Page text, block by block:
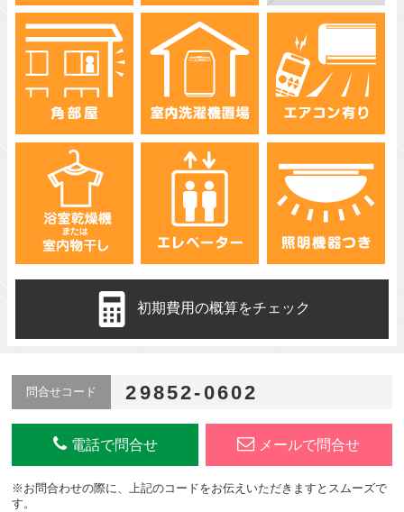
初期費用の概算をチェック
問合せコード 29852-0602
電話で問合せ メールで問合せ
※お問合わせの際に、上記のコードをお伝えいただきますとスムーズで
す。